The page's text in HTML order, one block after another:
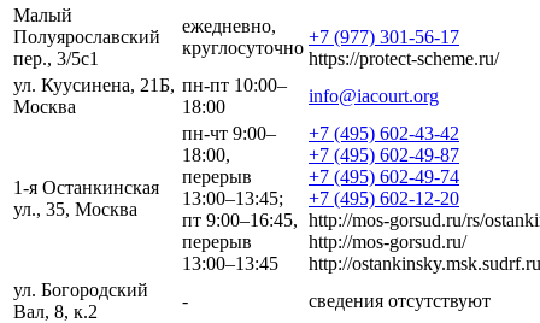
Малый
Полуярославский
пер., 3/5с1
ежедневно,
круглосуточно
+7 (977) 301-56-17
https://protect-scheme.ru/
ул. Куусинена, 21Б,
Москва
пн-пт 10:00–
18:00
info@iacourt.org
1-я Останкинская
ул., 35, Москва
пн-чт 9:00–
18:00,
перерыв
13:00–13:45;
пт 9:00–16:45,
перерыв
13:00–13:45
+7 (495) 602-43-42
+7 (495) 602-49-87
+7 (495) 602-49-74
+7 (495) 602-12-20
http://mos-gorsud.ru/rs/
http://mos-gorsud.ru/
http://
ул. Богородский
Вал, 8, к.2
- сведения отсутствуют